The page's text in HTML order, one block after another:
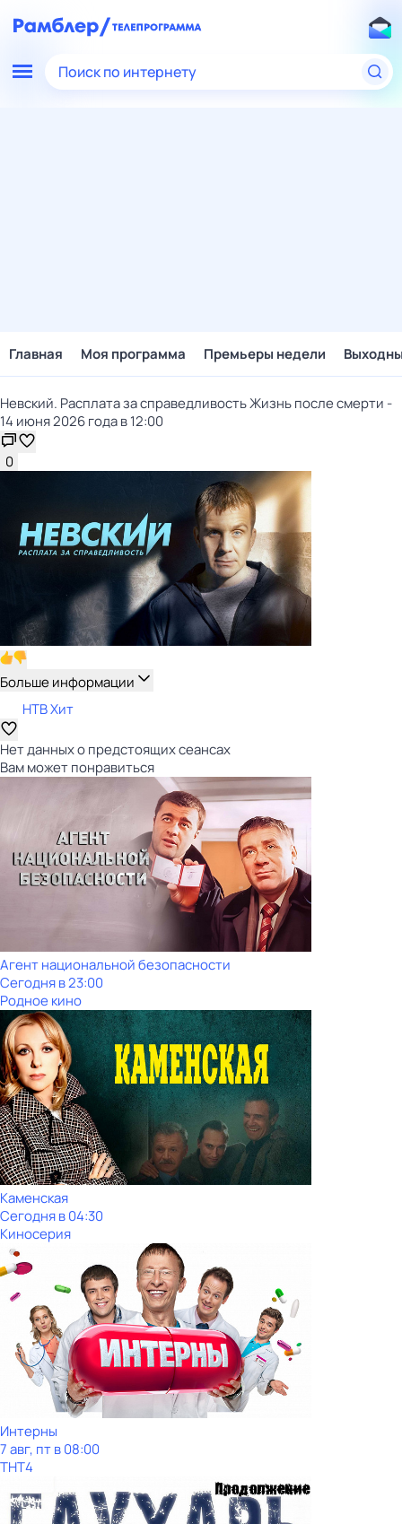
Поиск по интернету
Главная Моя программа Премьеры недели
Невский. Расплата за справедливость Жизнь после смерти -
14 июня 2026 года в 12:00
0
Больше информации
НТВ Хит
Нет данных о предстоящих сеансах
Вам может понравиться
Агент национальной безопасности
Сегодня в 23:00
Родное кино
Каменская
Сегодня в 04:30
Киносерия
Интерны
7 авг, пт в 08:00
ТНТ4